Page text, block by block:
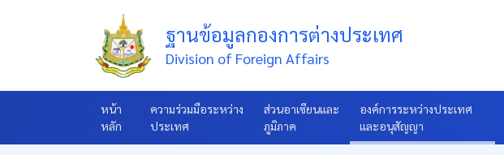
ฐานข้อมูลกองการต่างประเทศ
Division of Foreign Affairs
หน้า
หลัก
ความร่วมมือระหว่าง
ประเทศ
ส่วนอาเซียนและ
ภูมิภาค
องค์การระหว่างประเทศ
และอนุสัญญา